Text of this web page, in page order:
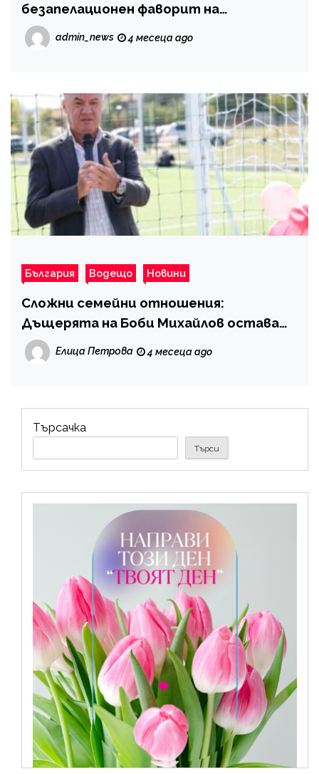
безапелационен фаворит на
зрителите
admin_news 4 месеца ago
България Водещо Новини
Сложни семейни отношения:
Дъщерята на Боби Михайлов остава
дистанцирана от майка си
Елица Петрова 4 месеца ago
Търсачка
Търси